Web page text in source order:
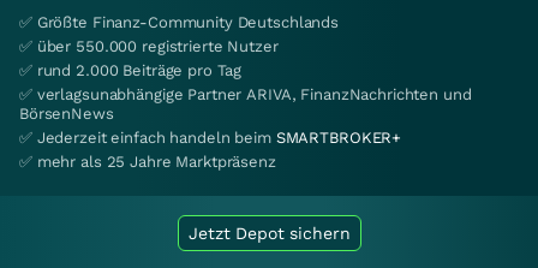
✅ Größte Finanz-Community Deutschlands
✅ über 550.000 registrierte Nutzer
✅ rund 2.000 Beiträge pro Tag
✅ verlagsunabhängige Partner ARIVA, FinanzNachrichten und
BörsenNews
✅ Jederzeit einfach handeln beim SMARTBROKER+
✅ mehr als 25 Jahre Marktpräsenz
Jetzt Depot sichern